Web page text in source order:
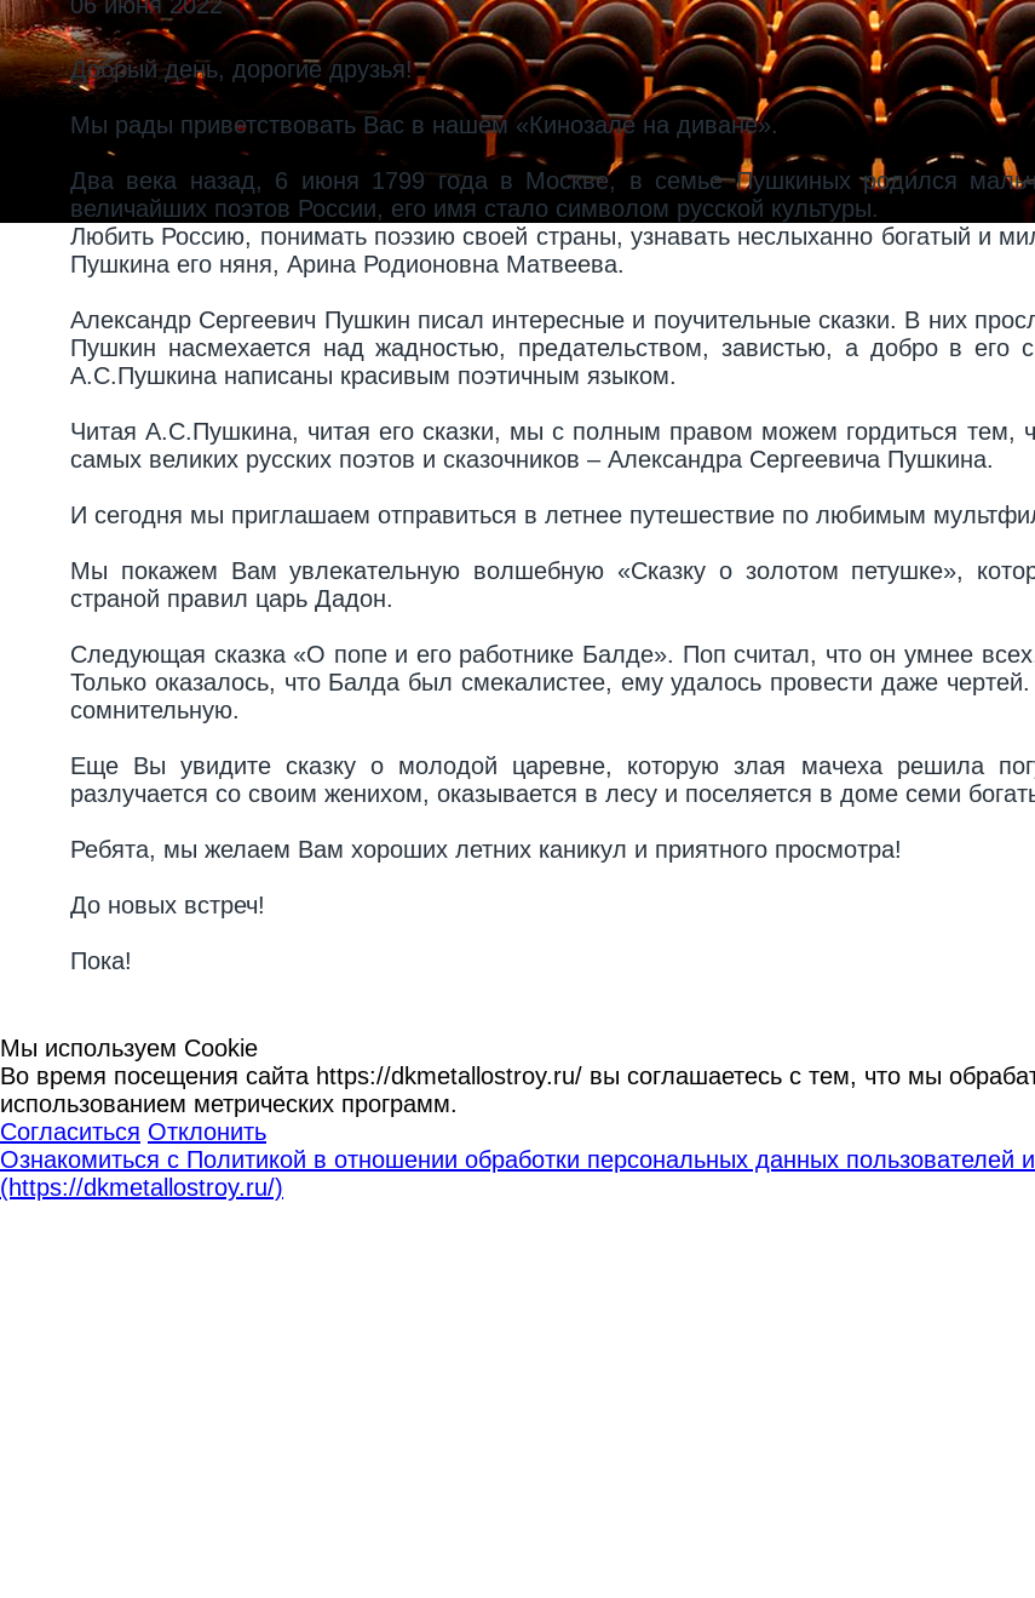
Добрый день, дорогие друзья!
Мы рады приветствовать Вас в нашем «Кинозале на диване».
Два века назад, 6 июня 1799 года в Москве, в семье Пушкиных родился
величайших поэтов России, его имя стало символом русской культуры.
Любить Россию, понимать поэзию своей страны, узнавать неслыханно богатый и
Пушкина его няня, Арина Родионовна Матвеева.
Александр Сергеевич Пушкин писал интересные и поучительные сказки. В них
Пушкин насмехается над жадностью, предательством, завистью, а добро в его
А.С.Пушкина написаны красивым поэтичным языком.
Читая А.С.Пушкина, читая его сказки, мы с полным правом можем гордиться тем,
самых великих русских поэтов и сказочников – Александра Сергеевича Пушкина.
И сегодня мы приглашаем отправиться в летнее путешествие по любимым
Мы покажем Вам увлекательную волшебную «Сказку о золотом петушке»,
страной правил царь Дадон.
Следующая сказка «О попе и его работнике Балде». Поп считал, что он умнее
Только оказалось, что Балда был смекалистее, ему удалось провести даже
сомнительную.
Еще Вы увидите сказку о молодой царевне, которую злая мачеха решила
разлучается со своим женихом, оказывается в лесу и поселяется в доме семи
Ребята, мы желаем Вам хороших летних каникул и приятного просмотра!
До новых встреч!
Пока!
Мы используем Cookie
Во время посещения сайта https://dkmetallostroy.ru/ вы соглашаетесь с тем, что мы
использованием метрических программ.
Согласиться Отклонить
Ознакомиться с Политикой в отношении обработки персональных данных
(https://dkmetallostroy.ru/)